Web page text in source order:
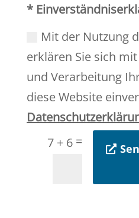
*
Mit der Nutzung
erklären Sie sich
und Verarbeitung
diese Website
7 + 6 =